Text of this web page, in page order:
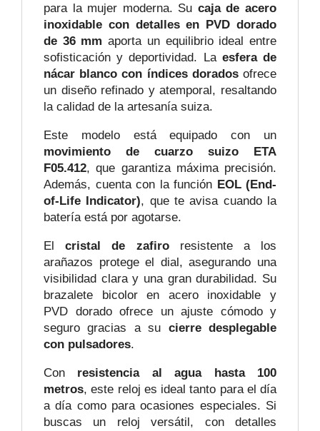
para la mujer moderna. Su caja de acero
inoxidable con detalles en PVD dorado
de 36 mm aporta un equilibrio ideal entre
sofisticación y deportividad. La esfera de
nácar blanco con índices doradosofrece
un diseño refinado y atemporal, resaltando
la calidad de la artesanía suiza.
Este modelo está equipado con un
movimiento de cuarzo suizo ETA
F05.412, que garantiza máxima precisión.
Además, cuenta con la función EOL (End-
of-Life Indicator), que te avisa cuando la
batería está por agotarse.
Elcristal de zafiroresistente a los
arañazos protege el dial, asegurando una
visibilidad clara y una gran durabilidad. Su
brazalete bicolor en acero inoxidable y
PVD dorado ofrece un ajuste cómodo y
seguro gracias a su cierre desplegable
con pulsadores.
Con resistencia al agua hasta 100
metros, este reloj es ideal tanto para el día
a día como para ocasiones especiales. Si
buscas un reloj versátil, con detalles